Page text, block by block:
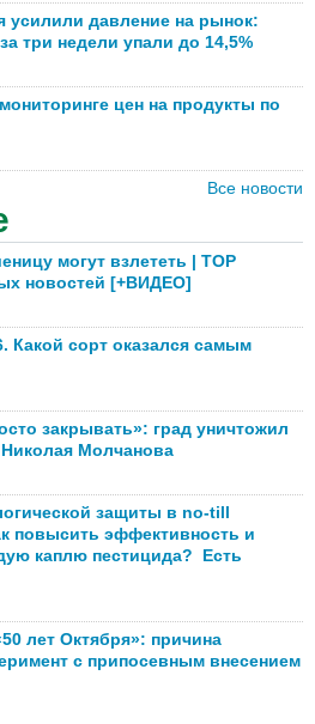
усилили давление на рынок:
три недели упали до 14,5%
цен на продукты по
Все новости
могут взлететь | TOP
новостей [+ВИДЕО]
Какой сорт оказался самым
закрывать»: град уничтожил
Молчанова
защиты в no-till
повысить эффективность и
каплю пестицида? Есть
лет Октября»: причина
с припосевным внесением